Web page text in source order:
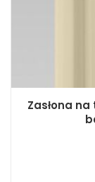
Zasłona na